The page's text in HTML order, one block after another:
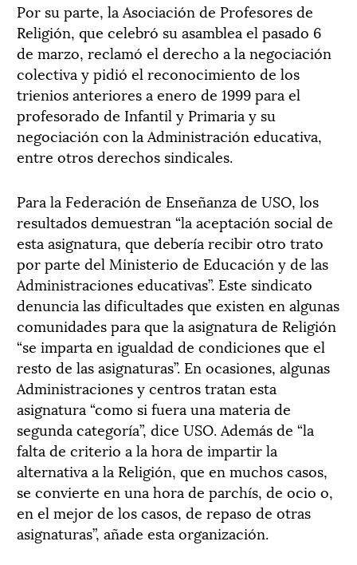
Por su parte, la Asociación de Profesores de
Religión, que celebró su asamblea el pasado 6
de marzo, reclamó el derecho a la negociación
colectiva y pidió el reconocimiento de los
trienios anteriores a enero de 1999 para el
profesorado de Infantil y Primaria y su
negociación con la Administración educativa,
entre otros derechos sindicales.
Para la Federación de Enseñanza de USO, los
resultados demuestran “la aceptación social de
esta asignatura, que debería recibir otro trato
por parte del Ministerio de Educación y de las
Administraciones educativas”. Este sindicato
denuncia las dificultades que existen en algunas
comunidades para que la asignatura de Religión
“se imparta en igualdad de condiciones que el
resto de las asignaturas”. En ocasiones, algunas
Administraciones y centros tratan esta
asignatura “como si fuera una materia de
segunda categoría”, dice USO. Además de “la
falta de criterio a la hora de impartir la
alternativa a la Religión, que en muchos casos,
se convierte en una hora de parchís, de ocio o,
en el mejor de los casos, de repaso de otras
asignaturas”, añade esta organización.